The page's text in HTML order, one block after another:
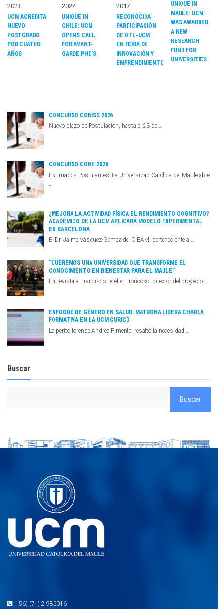
2023
UCM ACREDITA
NUEVO
POSTGRADO
POR CUATRO
AÑOS
2022
UNIQUE IN
CHILE: UCM
OPENS CALL
FOR AVANT-
GARDE PHD’S
2017
RECONOCIDA
PARTICIPACIÓN
DE OTL-UCM
EN FERIA DE
INNOVACIÓN Y
EMPRENDIMIENTO
UNIQUE IN
MAULE: UCM
WAS AWARDED
A NEW
RESEARCH
FUND FOR
UNIVERSITIES
CONCURSO CONISS 2026
Nuevo plazo de Postulación, hasta el 23 de …
CONCURSO CONE 2026
Estimados Postulantes: La Universidad Católica del Maule abre
…
¿MEJORA LA ACTIVIDAD FÍSICA EL RENDIMIENTO COGNITIVO?
ACADÉMICO DE LA UCM APLICARÁ MODELO EXPERIMENTAL
EN BARCELONA
El Dr. Jaime Vásquez-Gómez del CIEAM, perteneciente a …
“QUEREMOS UNA UNIVERSIDAD QUE TRANSFORME EL
CONOCIMIENTO EN BIENESTAR PARA EL MAULE”
Entrevista a Francisco Letelier Troncoso, director del proyecto …
ENFOQUE DE GÉNERO EN SALUD: MATRONA LIDERA CHARLA
FORMATIVA EN LA UCM CURICÓ
La perito forense Andrea Pimentel resaltó la necesidad …
Buscar
(56) (71) 2 986016